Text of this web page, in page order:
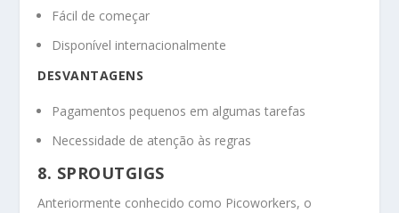
Fácil de começar
Disponível internacionalmente
DESVANTAGENS
Pagamentos pequenos em algumas tarefas
Necessidade de atenção às regras
8. SPROUTGIGS
Anteriormente conhecido como Picoworkers, o